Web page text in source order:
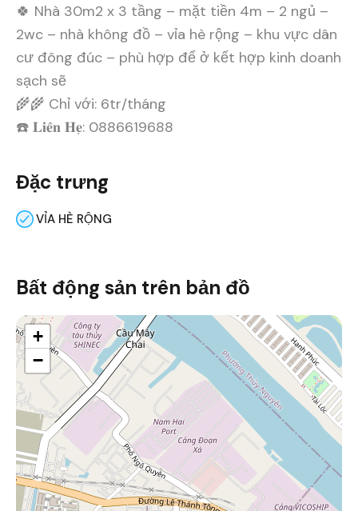
🍀 Nhà 30m2 x 3 tầng – mặt tiền 4m – 2 ngủ –
2wc – nhà không đồ – vỉa hè rộng – khu vực dân
cư đông đúc – phù hợp để ở kết hợp kinh doanh
sạch sẽ
🌾🌾 Chỉ với: 6tr/tháng
☎️ 𝐋𝐢𝐞̂𝐧 𝐇𝐞̣: 0886619688
Đặc trưng
VỈA HÈ RỘNG
Bất động sản trên bản đồ
+
−